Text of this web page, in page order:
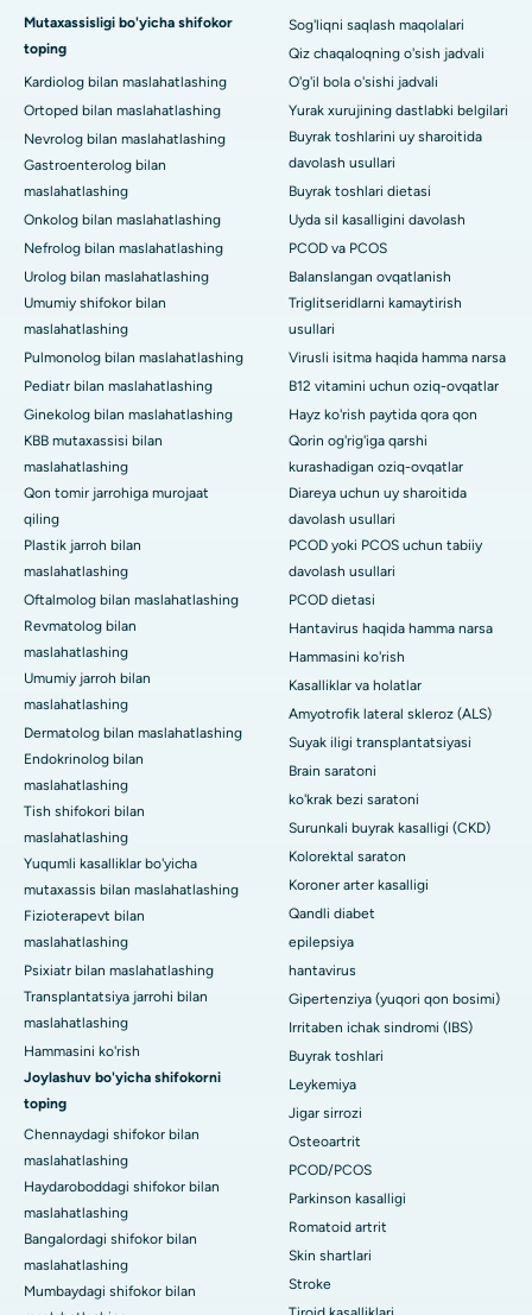
Mutaxassisligi bo'yicha shifokor
toping
Kardiolog bilan maslahatlashing
Ortoped bilan maslahatlashing
Nevrolog bilan maslahatlashing
Gastroenterolog bilan
maslahatlashing
Onkolog bilan maslahatlashing
Nefrolog bilan maslahatlashing
Urolog bilan maslahatlashing
Umumiy shifokor bilan
maslahatlashing
Pulmonolog bilan maslahatlashing
Pediatr bilan maslahatlashing
Ginekolog bilan maslahatlashing
KBB mutaxassisi bilan
maslahatlashing
Qon tomir jarrohiga murojaat
qiling
Plastik jarroh bilan
maslahatlashing
Oftalmolog bilan maslahatlashing
Revmatolog bilan
maslahatlashing
Umumiy jarroh bilan
maslahatlashing
Dermatolog bilan maslahatlashing
Endokrinolog bilan
maslahatlashing
Tish shifokori bilan
maslahatlashing
Yuqumli kasalliklar bo'yicha
mutaxassis bilan maslahatlashing
Fizioterapevt bilan
maslahatlashing
Psixiatr bilan maslahatlashing
Transplantatsiya jarrohi bilan
maslahatlashing
Hammasini ko'rish
Joylashuv bo'yicha shifokorni
toping
Chennaydagi shifokor bilan
maslahatlashing
Haydaroboddagi shifokor bilan
maslahatlashing
Bangalordagi shifokor bilan
maslahatlashing
Mumbaydagi shifokor bilan
Sog'liqni saqlash maqolalari
Qiz chaqaloqning o'sish jadvali
O'g'il bola o'sishi jadvali
Yurak xurujining dastlabki belgilari
Buyrak toshlarini uy sharoitida
davolash usullari
Buyrak toshlari dietasi
Uyda sil kasalligini davolash
PCOD va PCOS
Balanslangan ovqatlanish
Triglitseridlarni kamaytirish
usullari
Virusli isitma haqida hamma narsa
B12 vitamini uchun oziq-ovqatlar
Hayz ko'rish paytida qora qon
Qorin og'rig'iga qarshi
kurashadigan oziq-ovqatlar
Diareya uchun uy sharoitida
davolash usullari
PCOD yoki PCOS uchun tabiiy
davolash usullari
PCOD dietasi
Hantavirus haqida hamma narsa
Hammasini ko'rish
Kasalliklar va holatlar
Amyotrofik lateral skleroz (ALS)
Suyak iligi transplantatsiyasi
Brain saratoni
ko'krak bezi saratoni
Surunkali buyrak kasalligi (CKD)
Kolorektal saraton
Koroner arter kasalligi
Qandli diabet
epilepsiya
hantavirus
Gipertenziya (yuqori qon bosimi)
Irritaben ichak sindromi (IBS)
Buyrak toshlari
Leykemiya
Jigar sirrozi
Osteoartrit
PCOD/PCOS
Parkinson kasalligi
Romatoid artrit
Skin shartlari
Stroke